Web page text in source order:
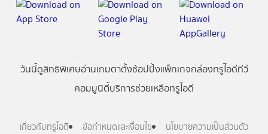
วันนี้ดูสิทธิพิเศษอ่านเกมตาตั้งช้อปปิ้งแพ็กเกจกล่องทรูไอดีทีวี
คอมมูนิตี้บริการช่วยเหลือทรูไอดี
เกี่ยวกับทรูไอดี ข้อกำหนดและเงื่อนไข
นโยบายความเป็นส่วนตัว